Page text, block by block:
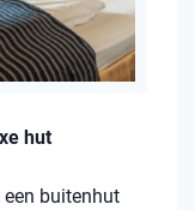
hut
buitenhut